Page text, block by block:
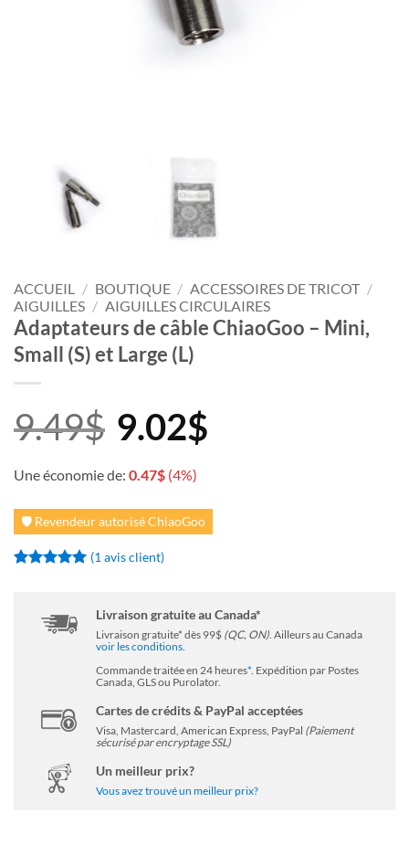
ACCUEIL / BOUTIQUE / ACCESSOIRES DE TRICOT /
AIGUILLES / AIGUILLES CIRCULAIRES
Adaptateurs de câble ChiaoGoo – Mini,
Small (S) et Large (L)
9.49$ 9.02$
Une économie de: 0.47$ (4%)
🛡️ Revendeur autorisé ChiaoGoo
client
(1 avis client)
Livraison gratuite au Canada*
Livraison gratuite* dès 99$ (QC, ON). Ailleurs au Canada
voir les conditions.
Commande traitée en 24 heures*. Expédition par Postes
Canada, GLS ou Purolator.
Cartes de crédits & PayPal acceptées
Visa, Mastercard, American Express, PayPal (Paiement
sécurisé par encryptage SSL)
Un meilleur prix?
Vous avez trouvé un meilleur prix?